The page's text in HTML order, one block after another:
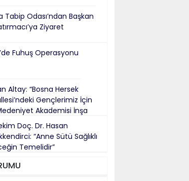
Tabip Odası’ndan Başkan
Ziyaret
Fuhuş Operasyonu
Altay: “Bosna Hersek
Gençlerimiz İçin
Akademisi İnşa
Doç. Dr. Hasan
“Anne Sütü Sağlıklı
Temelidir”